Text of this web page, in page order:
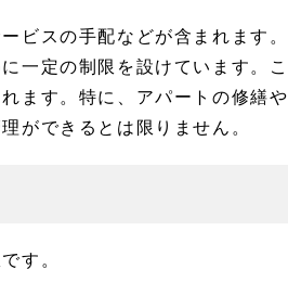
ビスの手配などが含まれます。
一定の制限を設けています。こ
ます。特に、アパートの修繕や
ができるとは限りません。
す。